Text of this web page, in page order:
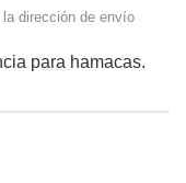
dirección de envío
para hamacas.